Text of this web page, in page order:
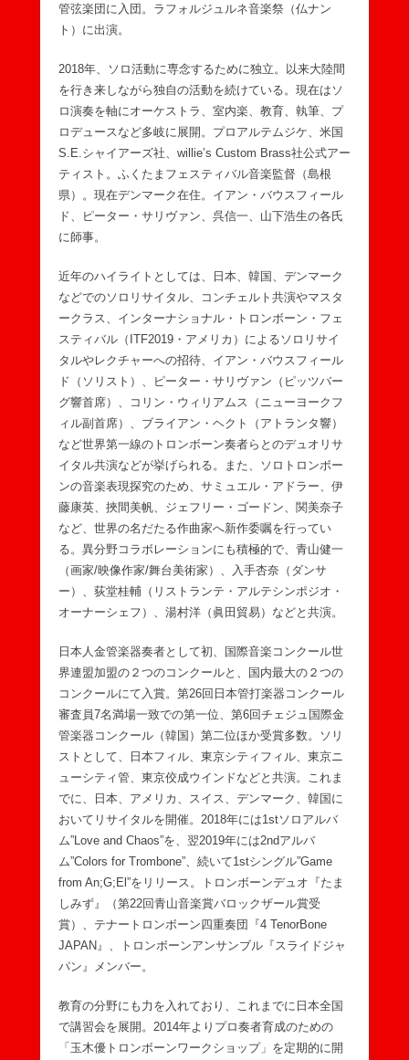
管弦楽団に入団。ラフォルジュルネ音楽祭（仏ナン
ト）に出演。
2018年、ソロ活動に専念するために独立。以来大陸間
を行き来しながら独自の活動を続けている。現在はソ
ロ演奏を軸にオーケストラ、室内楽、教育、執筆、プ
ロデュースなど多岐に展開。プロアルテムジケ、米国
S.E.シャイアーズ社、willie’s Custom Brass社公式アー
ティスト。ふくたまフェスティバル音楽監督（島根
県）。現在デンマーク在住。イアン・バウスフィール
ド、ピーター・サリヴァン、呉信一、山下浩生の各氏
に師事。
近年のハイライトとしては、日本、韓国、デンマーク
などでのソロリサイタル、コンチェルト共演やマスタ
ークラス、インターナショナル・トロンボーン・フェ
スティバル（ITF2019・アメリカ）によるソロリサイ
タルやレクチャーへの招待、イアン・バウスフィール
ド（ソリスト）、ピーター・サリヴァン（ピッツバー
グ響首席）、コリン・ウィリアムス（ニューヨークフ
ィル副首席）、ブライアン・ヘクト（アトランタ響）
など世界第一線のトロンボーン奏者らとのデュオリサ
イタル共演などが挙げられる。また、ソロトロンボー
ンの音楽表現探究のため、サミュエル・アドラー、伊
藤康英、挾間美帆、ジェフリー・ゴードン、関美奈子
など、世界の名だたる作曲家へ新作委嘱を行ってい
る。異分野コラボレーションにも積極的で、青山健一
（画家/映像作家/舞台美術家）、入手杏奈（ダンサ
ー）、荻堂桂輔（リストランテ・アルテシンポジオ・
オーナーシェフ）、湯村洋（眞田貿易）などと共演。
日本人金管楽器奏者として初、国際音楽コンクール世
界連盟加盟の２つのコンクールと、国内最大の２つの
コンクールにて入賞。第26回日本管打楽器コンクール
審査員7名満場一致での第一位、第6回チェジュ国際金
管楽器コンクール（韓国）第二位ほか受賞多数。ソリ
ストとして、日本フィル、東京シティフィル、東京ニ
ューシティ管、東京佼成ウインドなどと共演。これま
でに、日本、アメリカ、スイス、デンマーク、韓国に
おいてリサイタルを開催。2018年には1stソロアルバ
ム”Love and Chaos”を、翌2019年には2ndアルバ
ム”Colors for Trombone”、続いて1stシングル”Game
from An;G;El”をリリース。トロンボーンデュオ『たま
しみず』（第22回青山音楽賞バロックザール賞受
賞）、テナートロンボーン四重奏団『4 TenorBone
JAPAN』、トロンボーンアンサンブル『スライドジャ
パン』メンバー。
教育の分野にも力を入れており、これまでに日本全国
で講習会を展開。2014年よりプロ奏者育成のための
「玉木優トロンボーンワークショップ」を定期的に開